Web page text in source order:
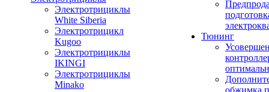
Электротрициклы
White Siberia
Электротрицикл
Kugoo
Электротрициклы
IKINGI
Электротрициклы
Minako
Тюнинг
обжимка